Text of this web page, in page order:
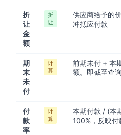
折
让
金
额
折
让
供应商给予的
冲抵应付款
期
末
未
付
计
算
前期未付 + 本
额。即截至查
付
款
率
计
算
本期付款 / (本
100%，反映付